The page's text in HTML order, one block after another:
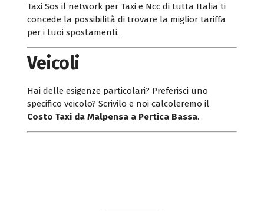
Taxi Sos il network per Taxi e Ncc di tutta Italia ti
concede la possibilità di trovare la miglior tariffa
per i tuoi spostamenti.
Veicoli
Hai delle esigenze particolari? Preferisci uno
specifico veicolo? Scrivilo e noi calcoleremo il
Costo Taxi da Malpensa a Pertica Bassa.